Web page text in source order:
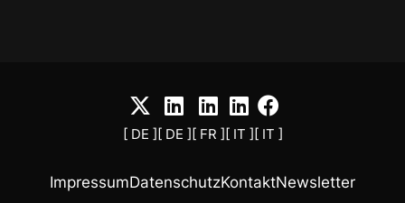
[ DE ][ DE ][ FR ][ IT ][ IT ]
ImpressumDatenschutzKontaktNewsletter